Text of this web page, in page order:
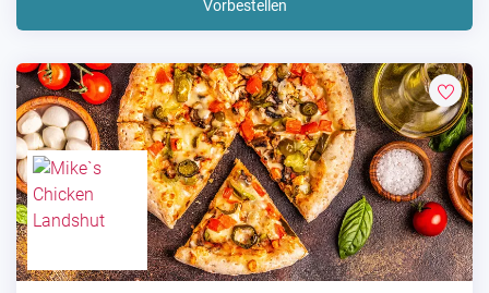
Vorbestellen